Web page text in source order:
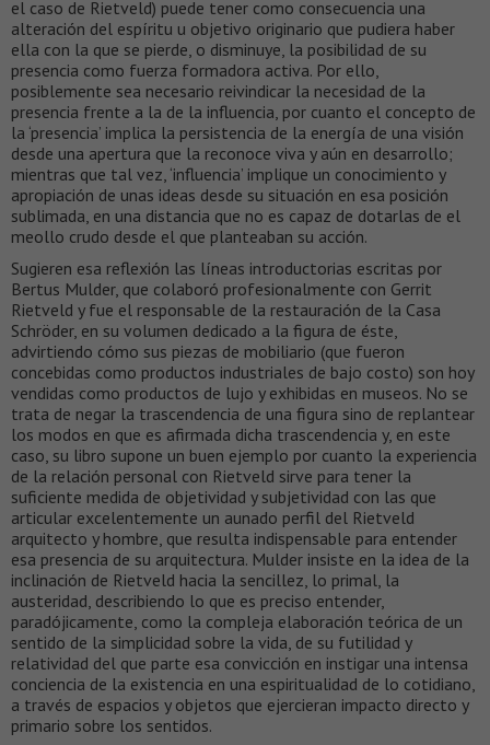
el caso de Rietveld) puede tener como consecuencia una
alteración del espíritu u objetivo originario que pudiera haber
ella con la que se pierde, o disminuye, la posibilidad de su
presencia como fuerza formadora activa. Por ello,
posiblemente sea necesario reivindicar la necesidad de la
presencia frente a la de la influencia, por cuanto el concepto de
la ‘presencia’ implica la persistencia de la energía de una visión
desde una apertura que la reconoce viva y aún en desarrollo;
mientras que tal vez, ‘influencia’ implique un conocimiento y
apropiación de unas ideas desde su situación en esa posición
sublimada, en una distancia que no es capaz de dotarlas de el
meollo crudo desde el que planteaban su acción.
Sugieren esa reflexión las líneas introductorias escritas por
Bertus Mulder, que colaboró profesionalmente con Gerrit
Rietveld y fue el responsable de la restauración de la Casa
Schröder, en su volumen dedicado a la figura de éste,
advirtiendo cómo sus piezas de mobiliario (que fueron
concebidas como productos industriales de bajo costo) son hoy
vendidas como productos de lujo y exhibidas en museos. No se
trata de negar la trascendencia de una figura sino de replantear
los modos en que es afirmada dicha trascendencia y, en este
caso, su libro supone un buen ejemplo por cuanto la experiencia
de la relación personal con Rietveld sirve para tener la
suficiente medida de objetividad y subjetividad con las que
articular excelentemente un aunado perfil del Rietveld
arquitecto y hombre, que resulta indispensable para entender
esa presencia de su arquitectura. Mulder insiste en la idea de la
inclinación de Rietveld hacia la sencillez, lo primal, la
austeridad, describiendo lo que es preciso entender,
paradójicamente, como la compleja elaboración teórica de un
sentido de la simplicidad sobre la vida, de su futilidad y
relatividad del que parte esa convicción en instigar una intensa
conciencia de la existencia en una espiritualidad de lo cotidiano,
a través de espacios y objetos que ejercieran impacto directo y
primario sobre los sentidos.